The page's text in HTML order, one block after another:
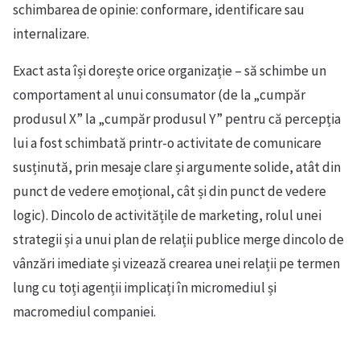
schimbarea de opinie: conformare, identificare sau
internalizare.
Exact asta își dorește orice organizație – să schimbe un
comportament al unui consumator (de la „cumpăr
produsul X” la „cumpăr produsul Y” pentru că percepția
lui a fost schimbată printr-o activitate de comunicare
susținută, prin mesaje clare și argumente solide, atât din
punct de vedere emoțional, cât și din punct de vedere
logic). Dincolo de activitățile de marketing, rolul unei
strategii și a unui plan de relații publice merge dincolo de
vânzări imediate și vizează crearea unei relații pe termen
lung cu toți agenții implicați în micromediul și
macromediul companiei.